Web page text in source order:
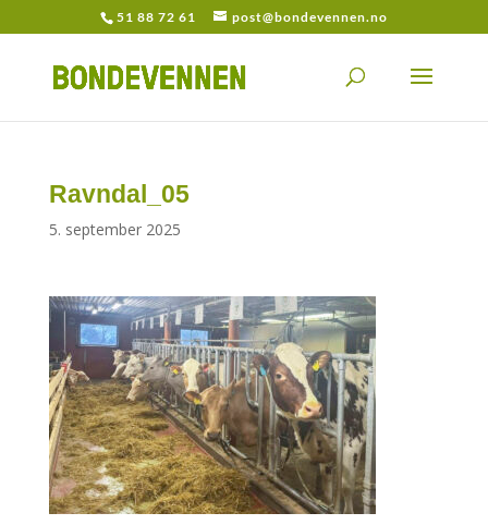
51 88 72 61 post@bondevennen.no
Ravndal_05
5. september 2025